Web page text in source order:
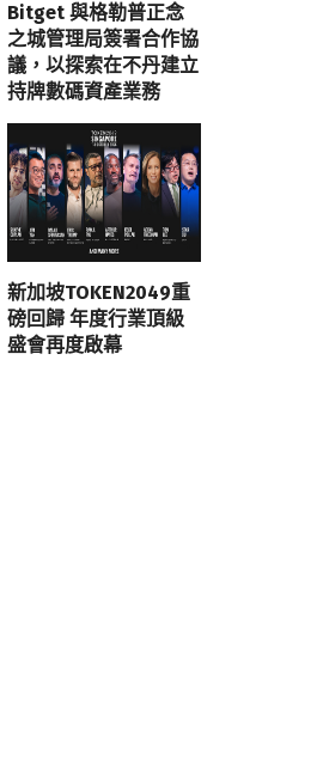
Bitget 與格勒普正念
之城管理局簽署合作協
議，以探索在不丹建立
持牌數碼資產業務
新加坡TOKEN2049重
磅回歸 年度行業頂級
盛會再度啟幕